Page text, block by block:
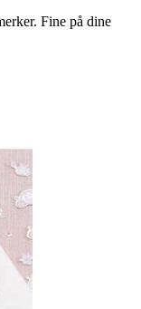
Fine på dine